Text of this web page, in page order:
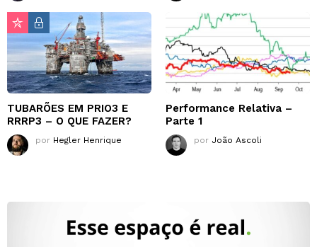
TUBARÕES EM PRIO3 E
RRRP3 – O QUE FAZER?
por Hegler Henrique
Performance Relativa –
Parte 1
por João Ascoli